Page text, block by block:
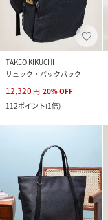
TAKEO KIKUCHI
リュック・バックパック
12,320 円 20%OFF
112ポイント(1倍)